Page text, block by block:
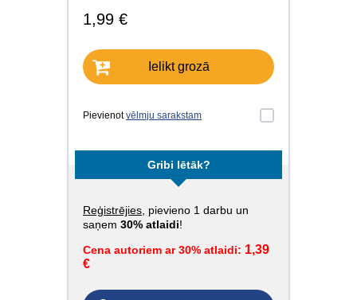
1,99 €
Ielikt grozā
Pievienotvēlmju sarakstam
Gribi lētāk?
Reģistrējies , pievieno 1 darbu un
saņem 30% atlaidi!
Cena autoriem ar 30% atlaidi: 1,39
€